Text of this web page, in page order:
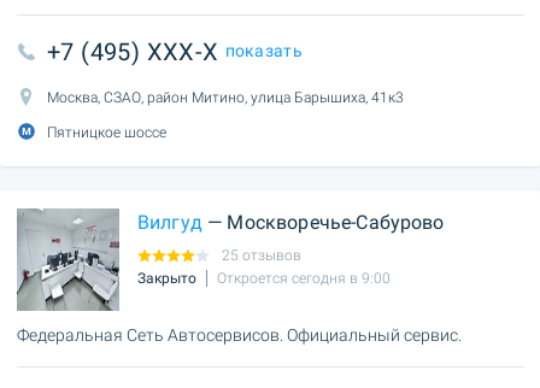
+7 (495) XXX-X показать
Москва, СЗАО, район Митино, улица Барышиха, 41к3
Пятницкое шоссе
Вилгуд — Москворечье-Сабурово
25 отзывов
Закрыто
Откроется сегодня в 9:00
Федеральная Сеть Автосервисов. Официальный сервис.